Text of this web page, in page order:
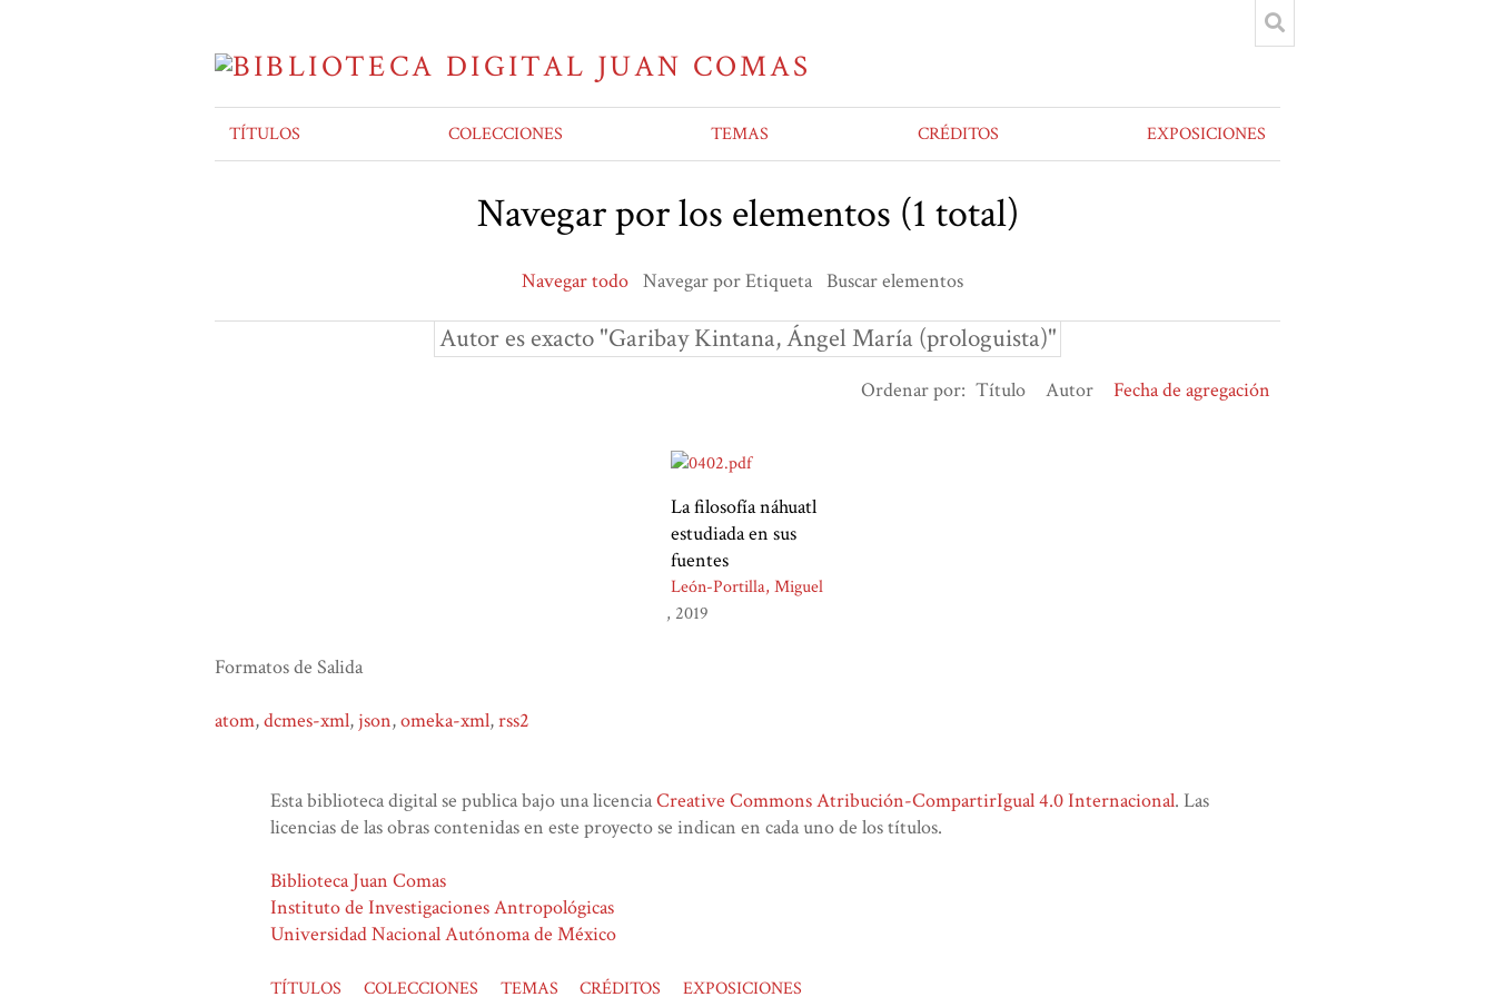
TÍTULOS COLECCIONES TEMAS CRÉDITOS EXPOSICIONES
Navegar por los elementos (1 total)
Navegar todo Navegar por Etiqueta Buscar elementos
Autor es exacto "Garibay Kintana, Ángel María (prologuista)"
Ordenar por: Título Autor Fecha de agregación
La filosofía náhuatl
estudiada en sus
fuentes
León-Portilla, Miguel
2019
Formatos de Salida
atom,dcmes-xml, json,omeka-xml,rss2
Esta biblioteca digital se publica bajo una licenciaCreative Commons Atribución-CompartirIgual 4.0 Internacional. Las
licencias de las obras contenidas en este proyecto se indican en cada uno de los títulos.
Biblioteca Juan Comas
Instituto de Investigaciones Antropológicas
Universidad Nacional Autónoma de México
TÍTULOS COLECCIONES TEMAS CRÉDITOS EXPOSICIONES